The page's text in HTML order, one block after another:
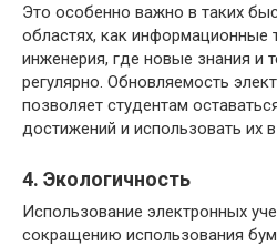
Это особенно важно в таких
областях, как информационные
инженерия, где новые знания и
регулярно. Обновляемость
позволяет студентам
достижений и использовать их
4. Экологичность
Использование электронных
сокращению использования